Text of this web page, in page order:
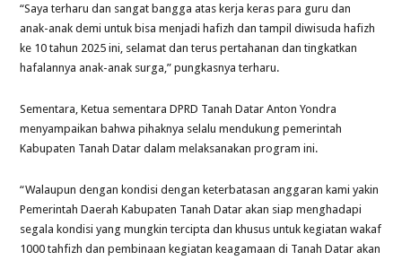
“Saya terharu dan sangat bangga atas kerja keras para guru dan
anak-anak demi untuk bisa menjadi hafizh dan tampil diwisuda hafizh
ke 10 tahun 2025 ini, selamat dan terus pertahanan dan tingkatkan
hafalannya anak-anak surga,” pungkasnya terharu.
Sementara, Ketua sementara DPRD Tanah Datar Anton Yondra
menyampaikan bahwa pihaknya selalu mendukung pemerintah
Kabupaten Tanah Datar dalam melaksanakan program ini.
“Walaupun dengan kondisi dengan keterbatasan anggaran kami yakin
Pemerintah Daerah Kabupaten Tanah Datar akan siap menghadapi
segala kondisi yang mungkin tercipta dan khusus untuk kegiatan wakaf
1000 tahfizh dan pembinaan kegiatan keagamaan di Tanah Datar akan